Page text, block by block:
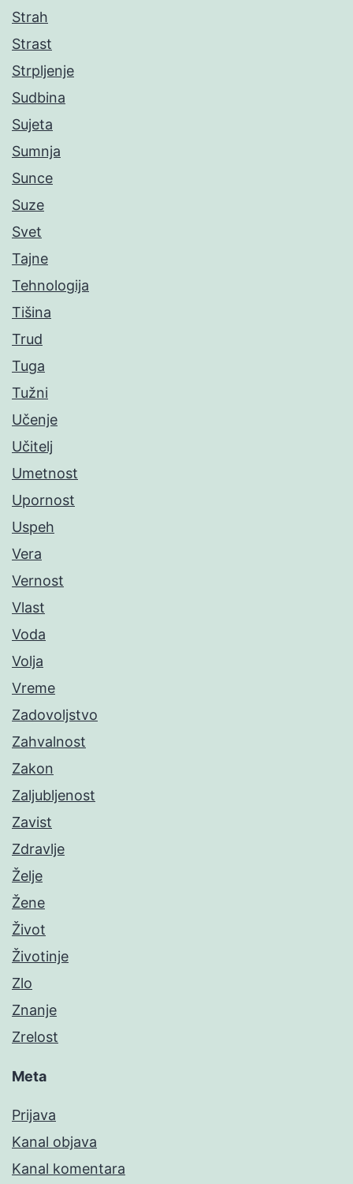
Strah
Strast
Strpljenje
Sudbina
Sujeta
Sumnja
Sunce
Suze
Svet
Tajne
Tehnologija
Tišina
Trud
Tuga
Tužni
Učenje
Učitelj
Umetnost
Upornost
Uspeh
Vera
Vernost
Vlast
Voda
Volja
Vreme
Zadovoljstvo
Zahvalnost
Zakon
Zaljubljenost
Zavist
Zdravlje
Želje
Žene
Život
Životinje
Zlo
Znanje
Zrelost
Meta
Prijava
Kanal objava
Kanal komentara